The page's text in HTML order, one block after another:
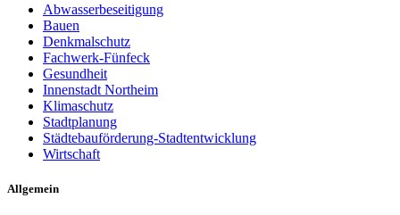
Abwasserbeseitigung
Bauen
Denkmalschutz
Fachwerk-Fünfeck
Gesundheit
Innenstadt Northeim
Klimaschutz
Stadtplanung
Städtebauförderung-Stadtentwicklung
Wirtschaft
Allgemein